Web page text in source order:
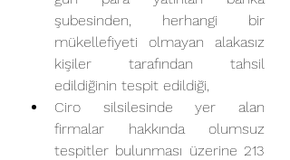
şubesinden, herhangi bir
mükellefiyeti olmayan alakasız
kişiler tarafından tahsil
edildiğinin tespit edildiği,
Ciro silsilesinde yer alan
firmalar hakkında olumsuz
tespitler bulunması üzerine 213